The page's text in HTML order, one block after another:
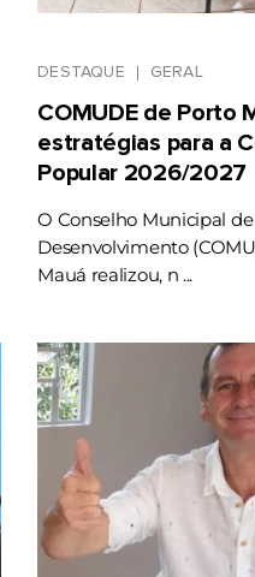
DESTAQUE GERAL
COMUDE de Porto
estratégias para a
Popular 2026/2027
O Conselho Municipal de
Desenvolvimento
Mauá realizou, n ...